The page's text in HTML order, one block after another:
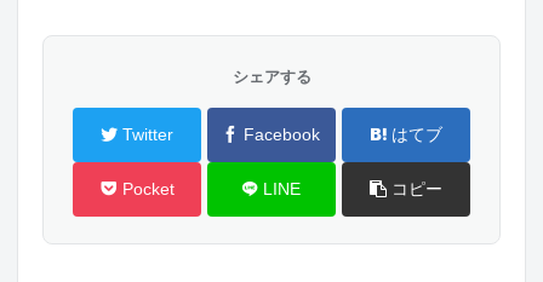
シェアする
Twitter Facebook はてブ
Pocket LINE コピー